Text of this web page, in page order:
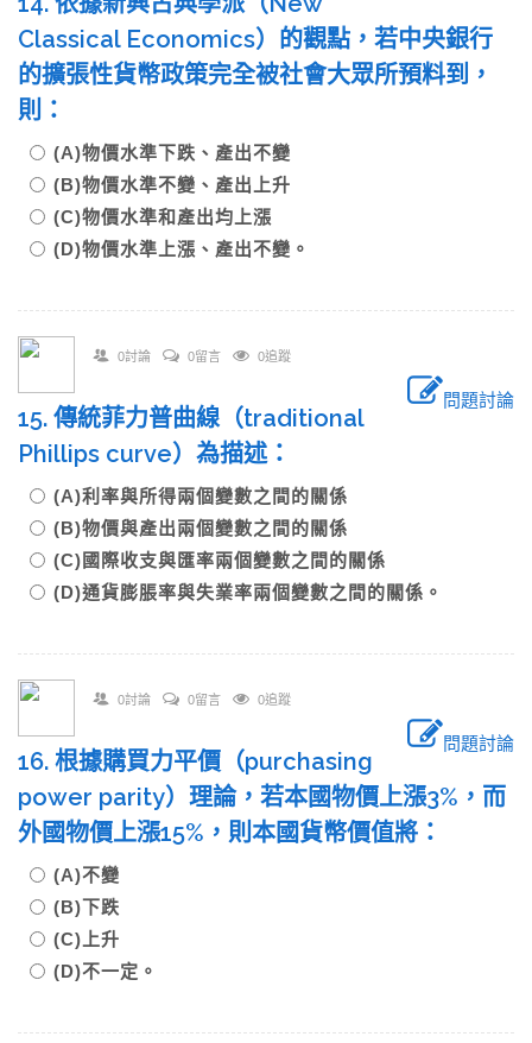
Classical Economics）的觀點，若中央銀行
的擴張性貨幣政策完全被社會大眾所預料到，
則：
(A)物價水準下跌、產出不變
(B)物價水準不變、產出上升
(C)物價水準和產出均上漲
(D)物價水準上漲、產出不變。
0討論 0留言 0追蹤
問題討論
15. 傳統菲力普曲線（traditional
Phillips curve）為描述：
(A)利率與所得兩個變數之間的關係
(B)物價與產出兩個變數之間的關係
(C)國際收支與匯率兩個變數之間的關係
(D)通貨膨脹率與失業率兩個變數之間的關係。
0討論 0留言 0追蹤
問題討論
16. 根據購買力平價（purchasing
power parity）理論，若本國物價上漲3%，而
外國物價上漲15%，則本國貨幣價值將：
(A)不變
(B)下跌
(C)上升
(D)不一定。